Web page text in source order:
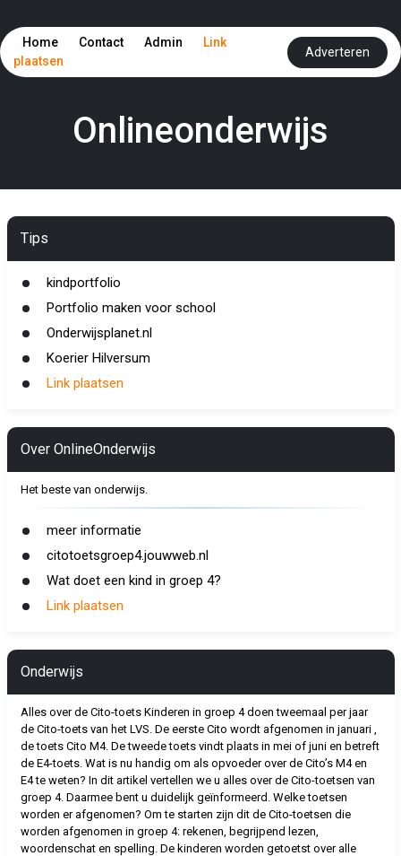
Home Contact Admin
Link
plaatsen
Adverteren
Onlineonderwijs
Tips
kindportfolio
Portfolio maken voor school
Onderwijsplanet.nl
Koerier Hilversum
Link plaatsen
Over OnlineOnderwijs
Het beste van onderwijs.
meer informatie
citotoetsgroep4.jouwweb.nl
Wat doet een kind in groep 4?
Link plaatsen
Onderwijs
Alles over de Cito-toets Kinderen in groep 4 doen tweemaal per jaar
de Cito-toets van het LVS. De eerste Cito wordt afgenomen in januari ,
de toets Cito M4. De tweede toets vindt plaats in mei of juni en betreft
de E4-toets. Wat is nu handig om als opvoeder over de Cito’s M4 en
E4 te weten? In dit artikel vertellen we u alles over de Cito-toetsen van
groep 4. Daarmee bent u duidelijk geïnformeerd. Welke toetsen
worden er afgenomen? Om te starten zijn dit de Cito-toetsen die
worden afgenomen in groep 4: rekenen, begrijpend lezen,
woordenschat en spelling. De kinderen worden getoetst over alle